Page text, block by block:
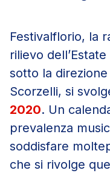
Festivalflorio, la
rilievo
sotto la
Scorzelli, si
2020. Un
prevalenza
soddisfare
che si rivolge